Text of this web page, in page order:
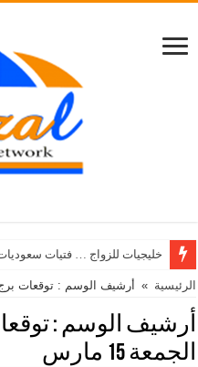
خليجيات للزواج … فتيات
الرئيسية » أرشيف الوسم : توقعات برج
أرشيف الوسم :
الجمعة 15 مارس